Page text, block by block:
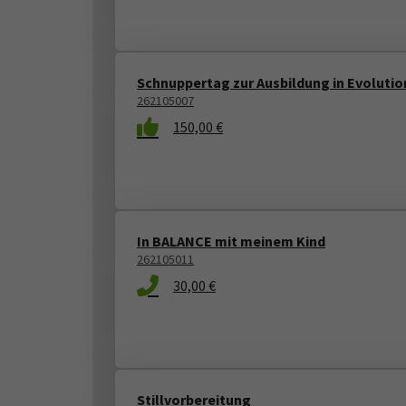
Schnuppertag zur Ausbildung in
262105007
150,00 €
In BALANCE mit meinem Kind
262105011
30,00 €
Stillvorbereitung